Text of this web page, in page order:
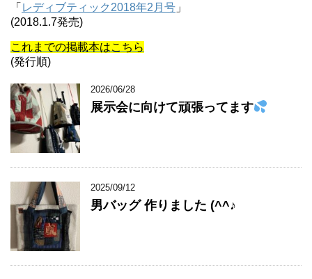
「 レディブティック2018年2月号 」
(2018.1.7発売)
これまでの掲載本はこちら
(発行順)
2026/06/28
展示会に向けて頑張ってます
2025/09/12
男バッグ 作りました (^^♪